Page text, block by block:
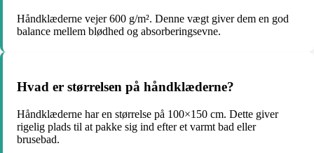
Håndklæderne vejer 600 g/m². Denne vægt giver dem en god
balance mellem blødhed og absorberingsevne.
Hvad er størrelsen på håndklæderne?
Håndklæderne har en størrelse på 100×150 cm. Dette giver
rigelig plads til at pakke sig ind efter et varmt bad eller
brusebad.